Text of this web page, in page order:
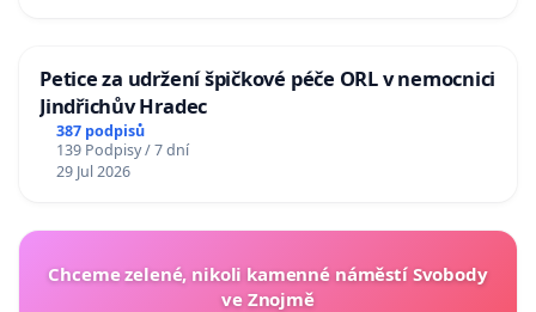
Petice za udržení špičkové péče ORL v nemocnici
Jindřichův Hradec
387 podpisů
139 Podpisy / 7 dní
29 Jul 2026
Chceme zelené, nikoli kamenné náměstí Svobody
ve Znojmě